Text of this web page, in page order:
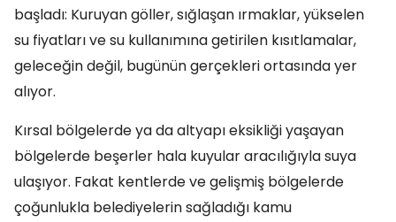
başladı: Kuruyan göller, sığlaşan ırmaklar, yükselen
su fiyatları ve su kullanımına getirilen kısıtlamalar,
geleceğin değil, bugünün gerçekleri ortasında yer
alıyor.
Kırsal bölgelerde ya da altyapı eksikliği yaşayan
bölgelerde beşerler hala kuyular aracılığıyla suya
ulaşıyor. Fakat kentlerde ve gelişmiş bölgelerde
çoğunlukla belediyelerin sağladığı kamu